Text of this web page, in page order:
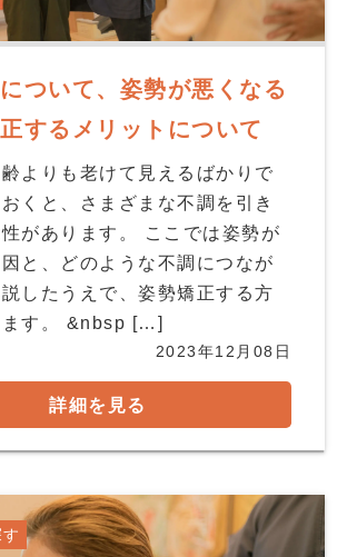
ついて、姿勢が悪くなる
するメリットについて
よりも老けて見えるばかりで
くと、さまざまな不調を引き
があります。 ここでは姿勢が
と、どのような不調につなが
したうえで、姿勢矯正する方
ます。 &nbsp […]
2023年12月08日
詳細を見る